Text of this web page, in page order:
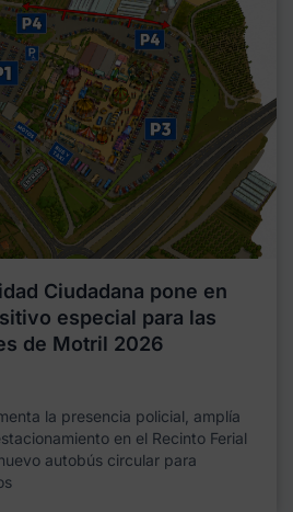
Ciudadana pone en
especial para las
de Motril 2026
la presencia policial, amplía
en el Recinto Ferial
autobús circular para